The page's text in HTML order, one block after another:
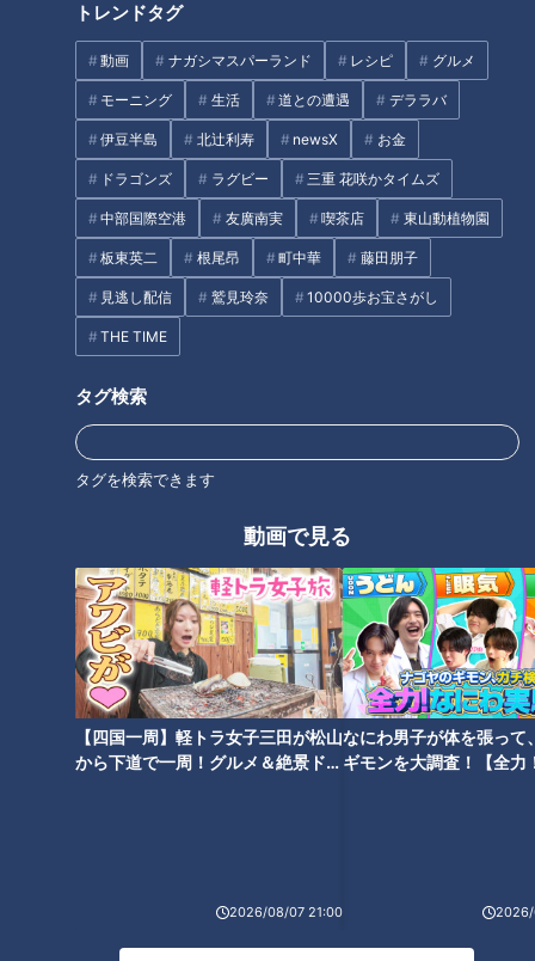
トレンドタグ
動画 ナガシマスパーランド レシピ グルメ
モーニング 生活 道との遭遇 デララバ
伊豆半島 北辻利寿 newsX お金
ドラゴンズ ラグビー 三重 花咲かタイムズ
中部国際空港 友廣南実 喫茶店 東山動植物園
板東英二 根尾昂 町中華 藤田朋子
見逃し配信 鷲見玲奈 10000歩お宝さがし
THE TIME
タグ検索
タグを検索できます
動画で見る
【四国一周】軽トラ女子三田が松山
から下道で一周！グルメ＆絶景ドラ
2026/08/07 21:00
なにわ男子が体を張って
ギモンを大調査！【全力
2026/
今がチャンス！高級魚「キン
キ」が値下がり中！
地元民が大絶賛！？三重県桑名
市の隠れた名店『新城』で味わ
う木曽三川うなぎのひつまぶし
加藤愛が愛されフードを徹底調
査
エンタメ 7ORDER 地名しりとり 長妻怜央
オススメ関連コンテンツ
地名しりとりの旅、ついに3つ
のゴールの1か所目を達成！？
「が」の地名で喜び爆発！
東海3県へ近づけるのか！？群
馬県の「草津温泉」で地名しり
とり旅の疲れをリフレッシュ
ールなるか